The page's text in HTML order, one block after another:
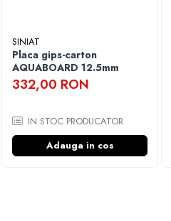
SINIAT
Placa gips-carton
AQUABOARD 12.5mm
332,00 RON
IN STOC PRODUCATOR
Adauga in cos